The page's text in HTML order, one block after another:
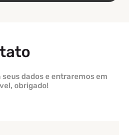
dados e entraremos em
obrigado!